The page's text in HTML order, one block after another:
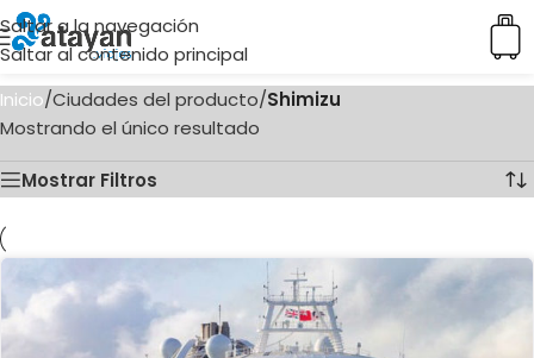
Saltar a la navegación
Saltar al contenido principal
Inicio/Ciudades del producto/Shimizu
Mostrando el único resultado
Mostrar Filtros